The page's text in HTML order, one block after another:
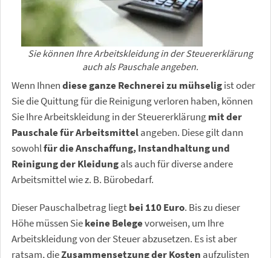
Sie können Ihre Arbeitskleidung in der Steuererklärung
auch als Pauschale angeben.
Wenn Ihnendiese ganze Rechnerei zu mühseligist oder
Sie die Quittung für die Reinigung verloren haben, können
Sie Ihre Arbeitskleidung in der Steuererklärungmit der
Pauschale für Arbeitsmittelangeben. Diese gilt dann
sowohlfür die Anschaffung, Instandhaltung und
Reinigung der Kleidungals auch für diverse andere
Arbeitsmittel wie z. B. Bürobedarf.
Dieser Pauschalbetrag liegtbei 110 Euro. Bis zu dieser
Höhe müssen Siekeine Belegevorweisen, um Ihre
Arbeitskleidung von der Steuer abzusetzen. Es ist aber
ratsam, dieZusammensetzung der Kosten aufzulisten